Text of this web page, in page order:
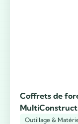
Coffrets de
Outillage &